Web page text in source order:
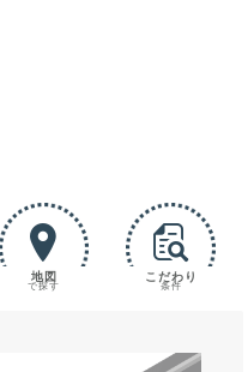
地図
で探す
こだわり
条件